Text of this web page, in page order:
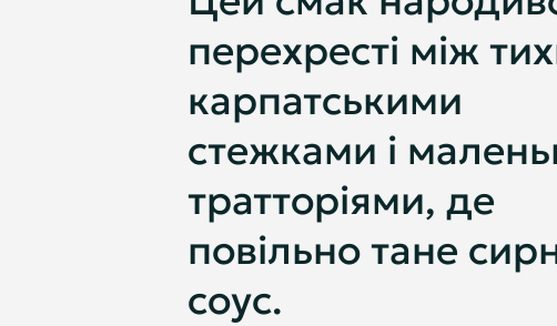
перехресті між
карпатськими
стежками і
тратторіями, де
повільно тане
соус.